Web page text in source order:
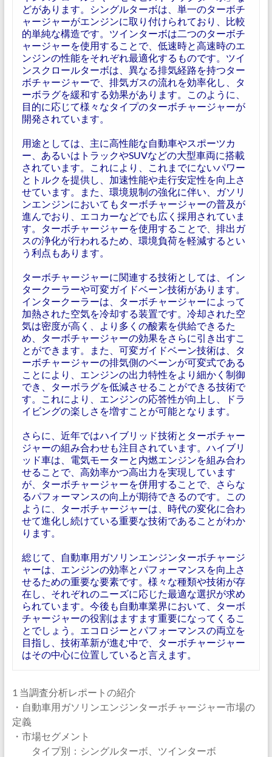
どがあります。シングルターボは、単一のターボチ
ャージャーがエンジンに取り付けられており、比較
的単純な構造です。ツインターボは二つのターボチ
ャージャーを使用することで、低速時と高速時のエ
ンジンの性能をそれぞれ最適化するものです。ツイ
ンスクロールターボは、異なる排気経路を持つター
ボチャージャーで、排気ガスの流れを効率化し、タ
ーボラグを緩和する効果があります。このように、
目的に応じて様々なタイプのターボチャージャーが
開発されています。
用途としては、主に高性能な自動車やスポーツカ
ー、あるいはトラックやSUVなどの大型車両に搭載
されています。これにより、これまでにないパワー
とトルクを提供し、加速性能や走行安定性を向上さ
せています。また、環境規制の強化に伴い、ガソリ
ンエンジンにおいてもターボチャージャーの普及が
進んでおり、エコカーなどでも広く採用されていま
す。ターボチャージャーを使用することで、排出ガ
スの浄化が行われるため、環境負荷を軽減するとい
う利点もあります。
ターボチャージャーに関連する技術としては、イン
タークーラーや可変ガイドベーン技術があります。
インタークーラーは、ターボチャージャーによって
加熱された空気を冷却する装置です。冷却された空
気は密度が高く、より多くの酸素を供給できるた
め、ターボチャージャーの効果をさらに引き出すこ
とができます。また、可変ガイドベーン技術は、タ
ーボチャージャーの排気側のベーンが可変式である
ことにより、エンジンの出力特性をより細かく制御
でき、ターボラグを低減させることができる技術で
す。これにより、エンジンの応答性が向上し、ドラ
イビングの楽しさを増すことが可能となります。
さらに、近年ではハイブリッド技術とターボチャー
ジャーの組み合わせも注目されています。ハイブリ
ッド車は、電気モーターと内燃エンジンを組み合わ
せることで、高効率かつ高出力を実現しています
が、ターボチャージャーを併用することで、さらな
るパフォーマンスの向上が期待できるのです。この
ように、ターボチャージャーは、時代の変化に合わ
せて進化し続けている重要な技術であることがわか
ります。
総じて、自動車用ガソリンエンジンターボチャージ
ャーは、エンジンの効率とパフォーマンスを向上さ
せるための重要な要素です。様々な種類や技術が存
在し、それぞれのニーズに応じた最適な選択が求め
られています。今後も自動車業界において、ターボ
チャージャーの役割はますます重要になってくるこ
とでしょう。エコロジーとパフォーマンスの両立を
目指し、技術革新が進む中で、ターボチャージャー
はその中心に位置していると言えます。
1 当調査分析レポートの紹介
・自動車用ガソリンエンジンターボチャージャー市場の
定義
・市場セグメント
タイプ別：シングルターボ、ツインターボ